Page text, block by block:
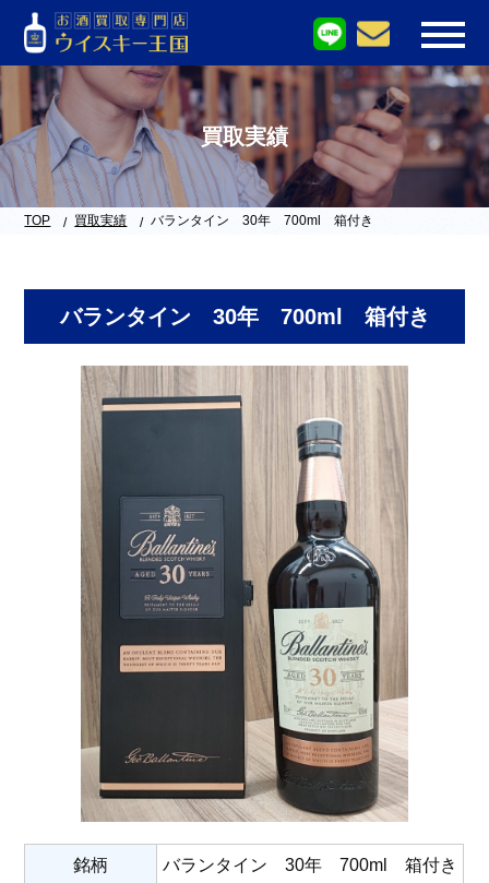
買取実績
TOP 買取実績 バランタイン 30年 700ml 箱付き
バランタイン 30年 700ml 箱付き
銘柄 バランタイン 30年 700ml 箱付き